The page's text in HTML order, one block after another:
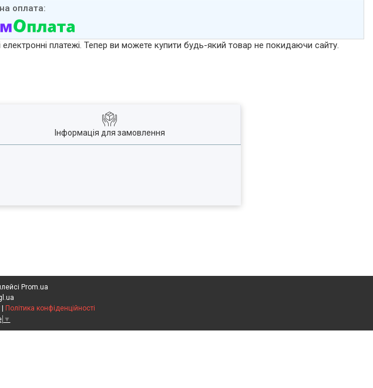
електронні платежі. Тепер ви можете купити будь-який товар не покидаючи сайту.
Інформація для замовлення
Prom.ua
Політика конфіденційності
▼